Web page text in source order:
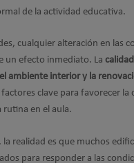
de la actividad educativa.
cualquier alteración en las
un efecto inmediato. La
ambiente interior y la
clave para favorecer la
rutina en el aula.
la realidad es que muchos
para responder a las